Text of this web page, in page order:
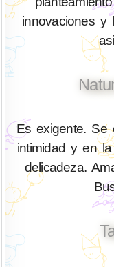
innovaciones y
Es exigente. Se
intimidad y en
delicadeza.